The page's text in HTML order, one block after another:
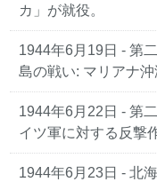
カ」が就役。
1944年6月19日 - 第
島の戦い: マリアナ沖
1944年6月22日 - 第
イツ軍に対する反撃
1944年6月23日 - 北